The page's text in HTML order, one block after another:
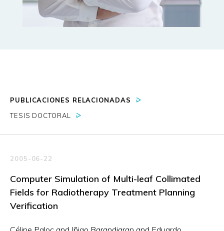
PUBLICACIONES RELACIONADAS
TESIS DOCTORAL
2005-06-22
Computer Simulation of Multi-leaf Collimated
Fields for Radiotherapy Treatment Planning
Verification